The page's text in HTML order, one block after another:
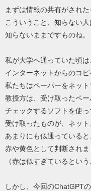
まずは情報の共有がされた
こういうこと、知らない人
知らないままですものね。
私が大学へ通っていた頃は
インターネットからのコピ
私たちはペーパーをネット
教授方は、受け取ったペー
チェックするソフトを使っ
受け取ったものが、ネッ
あまりにも似通っていると
赤や黄色として判断されま
（赤は似すぎているという
しかし、今回のChatGPTの